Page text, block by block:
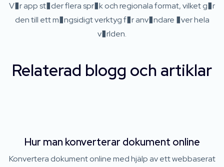
V�r app st�der flera spr�k och regionala format, vilket g�r
den till ett m�ngsidigt verktyg f�r anv�ndare �ver hela
v�rlden.
Relaterad blogg och artiklar
Hur man konverterar dokument online
Konvertera dokument online med hjälp av ett webbaserat